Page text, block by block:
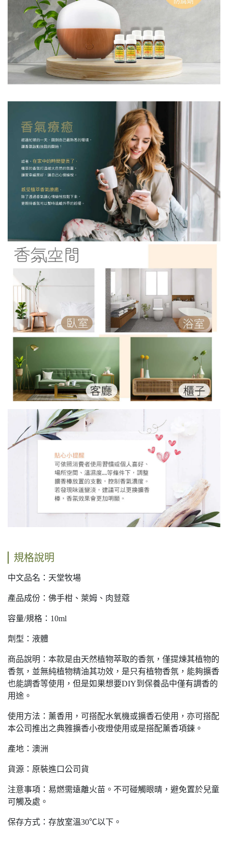
規格說明
中文品名：天堂牧場
產品成份：佛手柑、萊姆、肉荳蔻
容量/規格：10ml
劑型：液體
商品說明：本款是由天然植物萃取的香氛，僅提煉其植物的
香氛，並無純植物精油其功效，是只有植物香氛，能夠擴香
也能調香等使用，但是如果想要DIY到保養品中僅有調香的
用途。
使用方法：薰香用，可搭配水氧機或擴香石使用，亦可搭配
本公司推出之典雅擴香小夜燈使用或是搭配薰香項鍊。
產地：澳洲
貨源：原裝進口公司貨
注意事項：易燃需遠離火苗。不可碰觸眼晴，避免置於兒童
可觸及處。
保存方式：存放室溫30℃以下。